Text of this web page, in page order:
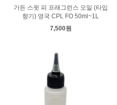
가든 스윗 피 프래그런스 오일 (타입
향기) 영국 CPL FO 50ml~1L
7,500원